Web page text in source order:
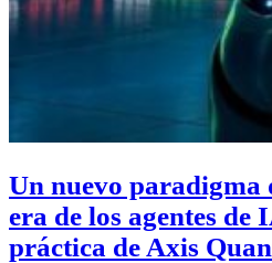
Un nuevo paradigma
era de los agentes de
práctica de Axis